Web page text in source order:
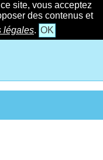
site, vous acceptez
des contenus et
légales. OK